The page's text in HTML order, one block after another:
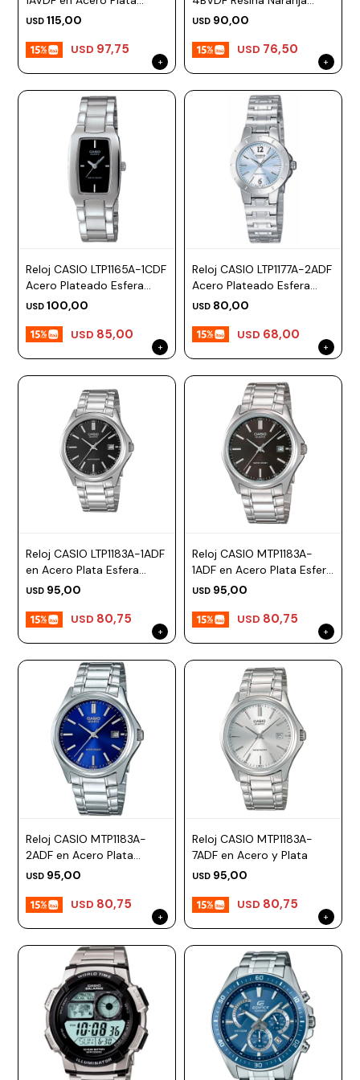
Esfera 34mm
USD 115,00
USD 97,75
Esfera 43mm
USD 90,00
USD 76,50
Reloj CASIO LTP1165A-1CDF
Acero Plateado Esfera
21mm
USD 100,00
USD 85,00
Reloj CASIO LTP1177A-2ADF
Acero Plateado Esfera
25mm
USD 80,00
USD 68,00
Reloj CASIO LTP1183A-1ADF
en Acero Plata Esfera
32mm
USD 95,00
USD 80,75
Reloj CASIO MTP1183A-
1ADF en Acero Plata Esfera
42mm
USD 95,00
USD 80,75
Reloj CASIO MTP1183A-
2ADF en Acero Plata
Esfera 38mm
USD 95,00
USD 80,75
Reloj CASIO MTP1183A-
7ADF en Acero y Plata
USD 95,00
USD 80,75
Prune
Mistral
Camelbak